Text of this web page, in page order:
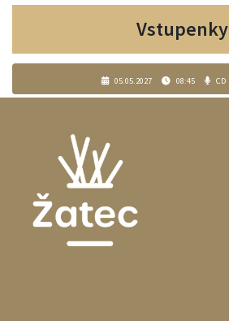
Vstupenky
05.05.2027 08:45 CD